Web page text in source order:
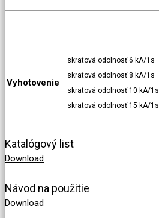
Vyhotovenie
skratová odolnosť 6 kA/1s
skratová odolnosť 8 kA/1s
skratová odolnosť 10 kA/1s
skratová odolnosť 15 kA/1s
Katalógový list
Download
Návod na použitie
Download